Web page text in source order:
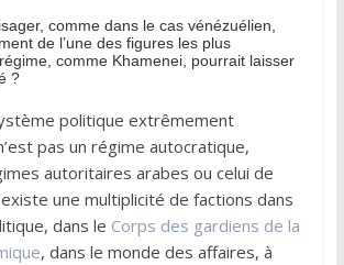
comme dans le cas vénézuélien,
de l’une des figures les plus
comme Khamenei, pourrait laisser
?
politique extrêmement
pas un régime autocratique,
autoritaires arabes ou celui de
existe une multiplicité de factions dans
dans le Corps des gardiens de la
, dans le monde des affaires, à